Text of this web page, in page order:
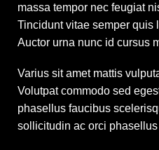
massa tempor nec feugiat
Tincidunt vitae semper quis
Auctor urna nunc id cursus
Varius sit amet mattis
Volutpat commodo sed
phasellus faucibus
sollicitudin ac orci